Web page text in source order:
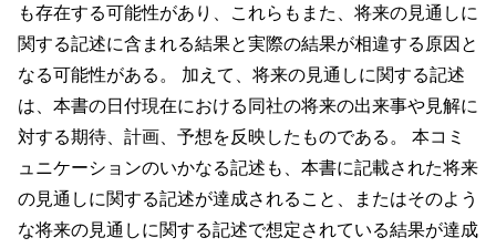
も存在する可能性があり、これらもまた、将来の見通しに
関する記述に含まれる結果と実際の結果が相違する原因と
なる可能性がある。 加えて、将来の見通しに関する記述
は、本書の日付現在における同社の将来の出来事や見解に
対する期待、計画、予想を反映したものである。 本コミ
ュニケーションのいかなる記述も、本書に記載された将来
の見通しに関する記述が達成されること、またはそのよう
な将来の見通しに関する記述で想定されている結果が達成